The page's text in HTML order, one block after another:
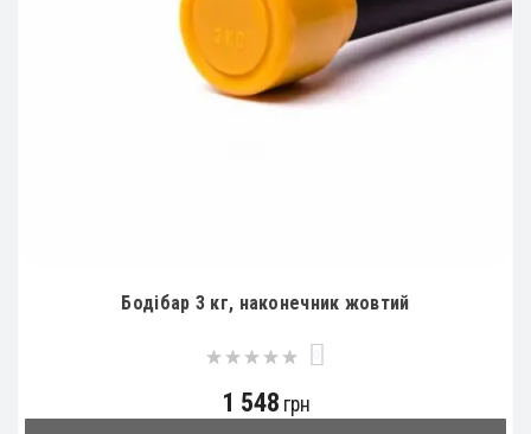
Бодібар 3 кг, наконечник жовтий
1 548 грн